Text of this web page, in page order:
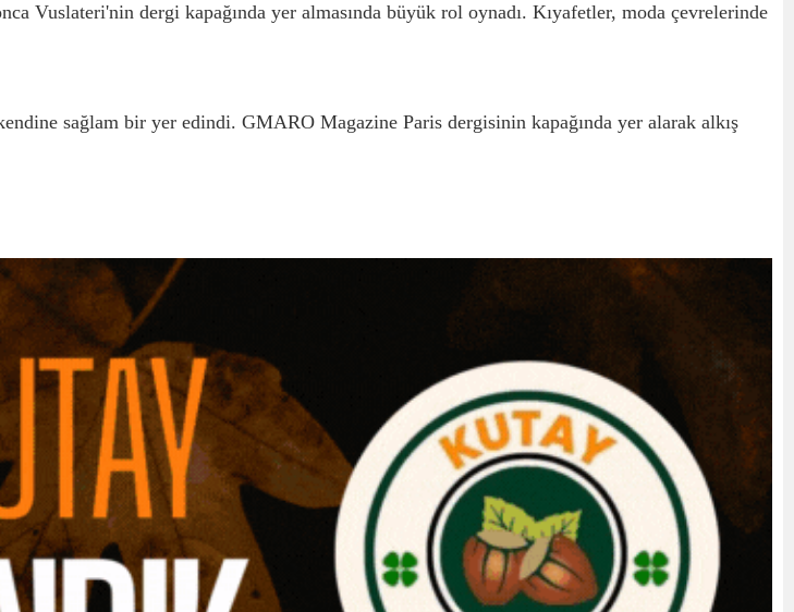
Vuslateri'nin dergi kapağında yer almasında büyük rol oynadı. Kıyafetler, moda çevrelerinde
sağlam bir yer edindi. GMARO Magazine Paris dergisinin kapağında yer alarak alkış